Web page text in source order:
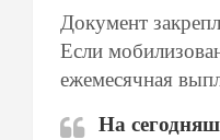
Документ
Если
ежемесячная
На